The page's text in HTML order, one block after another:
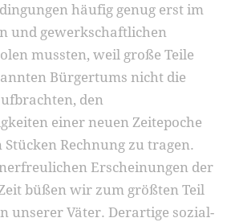
häufig genug erst im
und gewerkschaftlichen
mussten, weil große Teile
Bürgertums nicht die
den
einer neuen Zeitepoche
Stücken Rechnung zu tragen.
Erscheinungen der
büßen wir zum größten Teil
unserer Väter. Derartige sozial-